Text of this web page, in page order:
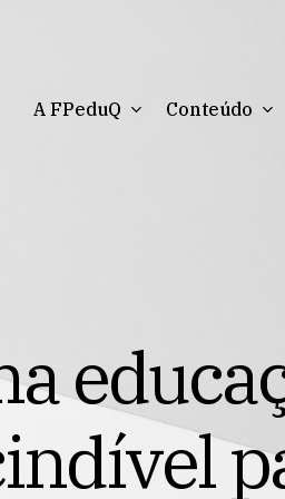
A FPeduQ Conteúdo
aeduca
indívelp